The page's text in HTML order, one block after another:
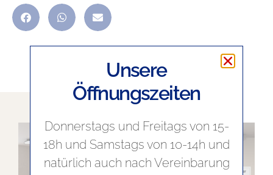
Unsere
Öffnungszeiten
Donnerstags und Freitags von 15-
18h und Samstags von 10-14h und
natürlich auch nach Vereinbarung